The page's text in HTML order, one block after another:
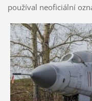
používal neoficiální